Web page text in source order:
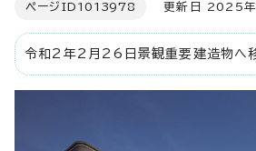
ページID 1013978 更新日 2025年
令和2年2月26日景観重要建造物へ